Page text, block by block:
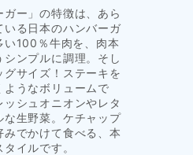
ガー」の特徴は、あら
る日本のハンバーガ
い100％牛肉を、肉本
ンプルに調理。そし
サイズ！ステーキを
うなボリュームで
シュオニオンやレタ
な生野菜。ケチャップ
でかけて食べる、本
イルです。